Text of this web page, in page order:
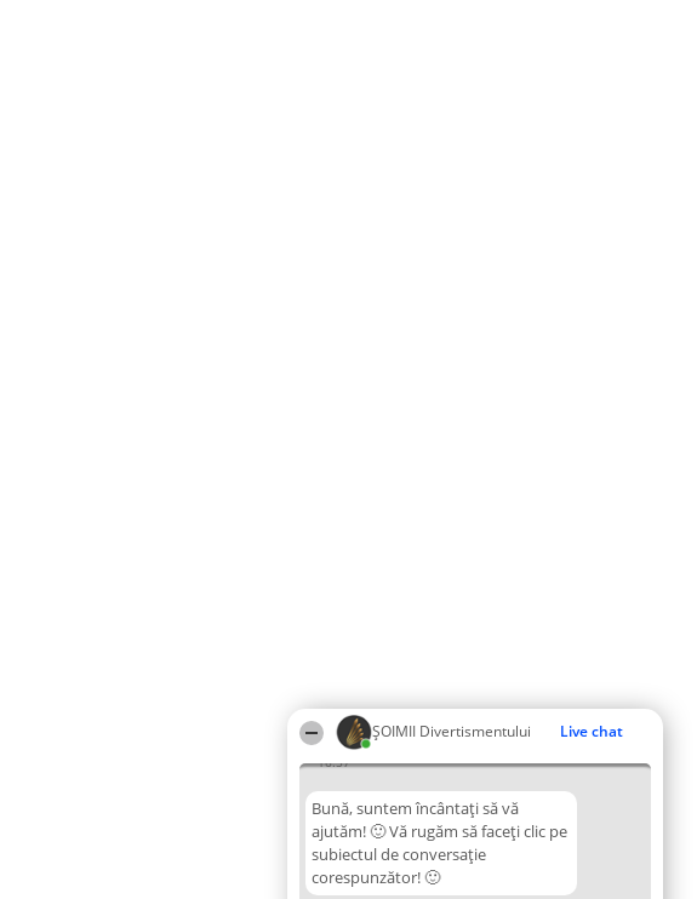
ŞOIMII Divertismentului Live chat
16:57
Bună, suntem încântați să vă
ajutăm! 🙂 Vă rugăm să faceți clic pe
subiectul de conversație
corespunzător! 🙂